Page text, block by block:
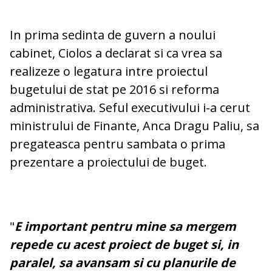
In prima sedinta de guvern a noului
cabinet, Ciolos a declarat si ca vrea sa
realizeze o legatura intre proiectul
bugetului de stat pe 2016 si reforma
administrativa. Seful executivului i-a cerut
ministrului de Finante, Anca Dragu Paliu, sa
pregateasca pentru sambata o prima
prezentare a proiectului de buget.
"E important pentru mine sa mergem
repede cu acest proiect de buget si, in
paralel, sa avansam si cu planurile de